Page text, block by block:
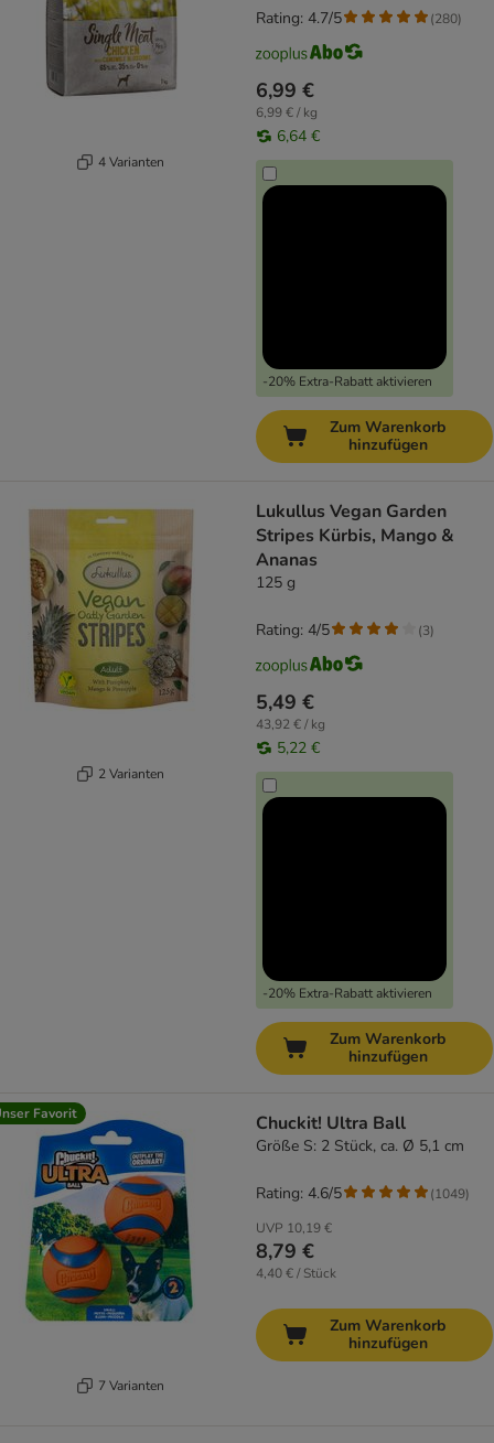
4 Varianten
6,99 €
6,99 € / kg
6,64 €
-20% Extra-Rabatt aktivieren
Rating: 4.7/5 (280)
Zum Warenkorb
hinzufügen
2 Varianten
Lukullus Vegan Garden
Stripes Kürbis, Mango &
Ananas
125 g
5,49 €
43,92 € / kg
5,22 €
-20% Extra-Rabatt aktivieren
Rating: 4/5 (3)
Zum Warenkorb
hinzufügen
Favorit
7 Varianten
Chuckit! Ultra Ball
Größe S: 2 Stück, ca. Ø 5,1 cm
UVP 10,19 €
8,79 €
4,40 € / Stück
Rating: 4.6/5 (1049)
Zum Warenkorb
hinzufügen